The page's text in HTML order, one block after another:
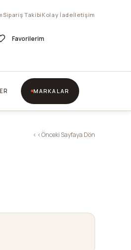
Sipariş Takibi Kolay İadeİletişim
Favorilerim
MARKALAR
< < Önceki Sayfaya Dön